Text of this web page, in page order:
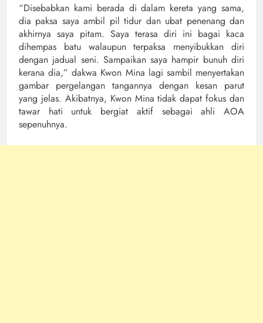
“Disebabkan kami berada di dalam kereta yang sama,
dia paksa saya ambil pil tidur dan ubat penenang dan
akhirnya saya pitam. Saya terasa diri ini bagai kaca
dihempas batu walaupun terpaksa menyibukkan diri
dengan jadual seni. Sampaikan saya hampir bunuh diri
kerana dia,” dakwa Kwon Mina lagi sambil menyertakan
gambar pergelangan tangannya dengan kesan parut
yang jelas. Akibatnya, Kwon Mina tidak dapat fokus dan
tawar hati untuk bergiat aktif sebagai ahli AOA
sepenuhnya.